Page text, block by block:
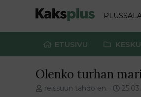
ETUSIVU
Olenko turhan
V
reissuun tahdo en.
E